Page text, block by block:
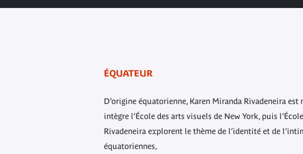
ÉQUATEUR
D’origine équatorienne, Karen Miranda Rivadeneira
intègre l’École des arts visuels de New York, puis
Rivadeneira explorent le thème de l’identité et de
équatoriennes,